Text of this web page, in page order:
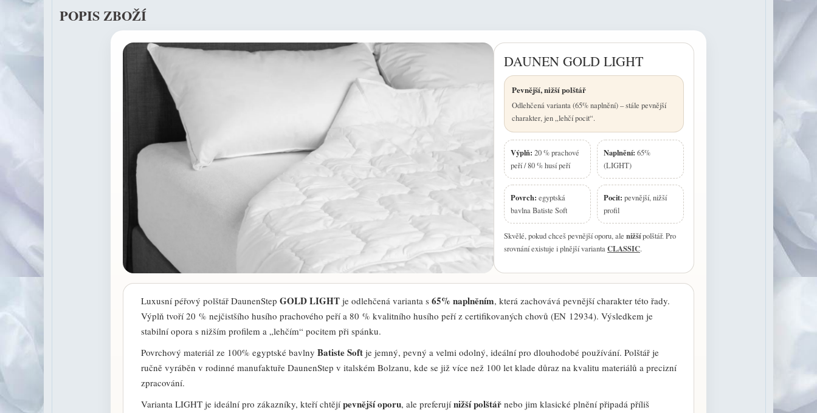
POPIS ZBOŽÍ
DAUNEN GOLD LIGHT
Pevnější, nižší polštář
Odlehčená varianta (65% naplnění) – stále pevnější
charakter, jen „lehčí pocit“.
Výplň: 20 % prachové
peří / 80 % husí peří
Naplnění: 65%
(LIGHT)
Povrch: egyptská
bavlna Batiste Soft
Pocit: pevnější, nižší
profil
Skvělé, pokud chceš pevnější oporu, ale nižšípolštář. Pro
srovnání existuje i plnější variantaCLASSIC.
Luxusní péřový polštář DaunenStep GOLD LIGHTje odlehčená varianta s 65% naplněním, která zachovává pevnější charakter této řady.
Výplň tvoří 20 % nejčistšího husího prachového peří a 80 % kvalitního husího peří z certifikovaných chovů (EN 12934). Výsledkem je
stabilní opora s nižším profilem a „lehčím“ pocitem při spánku.
Povrchový materiál ze 100% egyptské bavlny Batiste Softje jemný, pevný a velmi odolný, ideální pro dlouhodobé používání. Polštář je
ručně vyráběn v rodinné manufaktuře DaunenStep v italském Bolzanu, kde se již více než 100 let klade důraz na kvalitu materiálů a precizní
zpracování.
Varianta LIGHT je ideální pro zákazníky, kteří chtějípevnější oporu, ale preferujínižší polštářnebo jim klasické plnění připadá příliš